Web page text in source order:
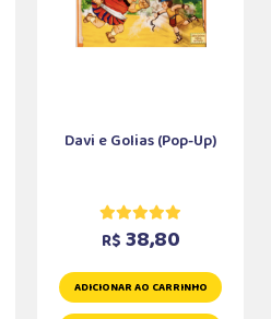
Davi e Golias (Pop-Up)
R$ 38,80
ADICIONAR AO CARRINHO